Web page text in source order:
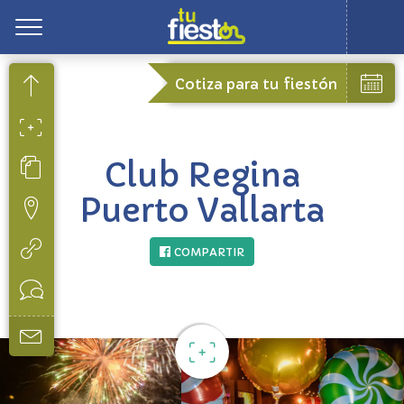
Cotiza para tu fiestón
Club Regina
Puerto Vallarta
COMPARTIR